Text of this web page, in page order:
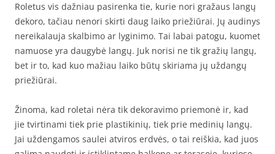
Roletus vis dažniau pasirenka tie, kurie nori gražaus langų
dekoro, tačiau nenori skirti daug laiko priežiūrai. Jų audinys
nereikalauja skalbimo ar lyginimo. Tai labai patogu, kuomet
namuose yra daugybė langų. Juk norisi ne tik gražių langų,
bet ir to, kad kuo mažiau laiko būtų skiriama jų uždangų
priežiūrai.
Žinoma, kad roletai nėra tik dekoravimo priemonė ir, kad
jie tvirtinami tiek prie plastikinių, tiek prie medinių langų.
Jai uždengamos saulei atviros erdvės, o tai reiškia, kad juos